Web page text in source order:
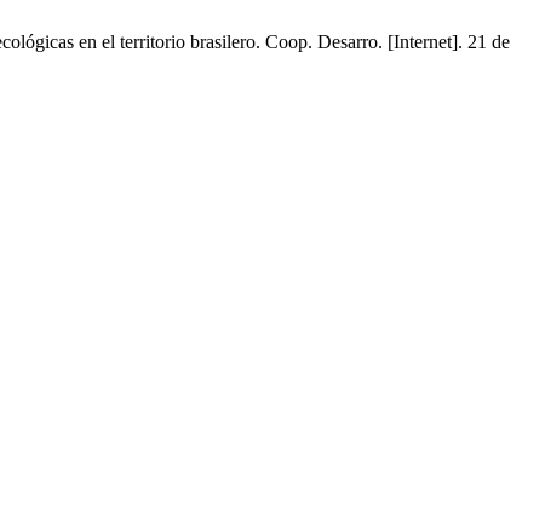
en el territorio brasilero. Coop. Desarro. [Internet]. 21 de